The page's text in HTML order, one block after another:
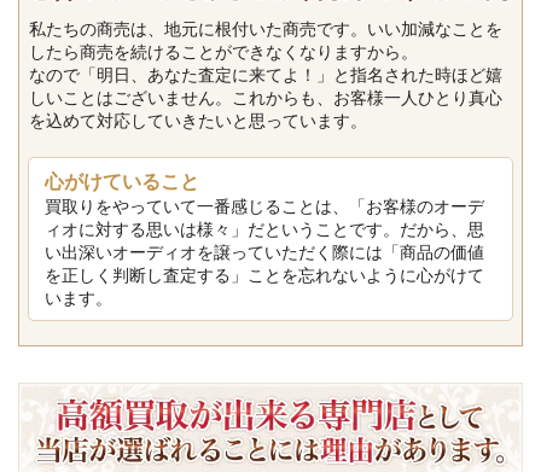
私たちの商売は、地元に根付いた商売です。いい加減なことを
したら商売を続けることができなくなりますから。
なので「明日、あなた査定に来てよ！」と指名された時ほど嬉
しいことはございません。これからも、お客様一人ひとり真心
を込めて対応していきたいと思っています。
心がけていること
買取りをやっていて一番感じることは、「お客様のオーデ
ィオに対する思いは様々」だということです。だから、思
い出深いオーディオを譲っていただく際には「商品の価値
を正しく判断し査定する」ことを忘れないように心がけて
います。